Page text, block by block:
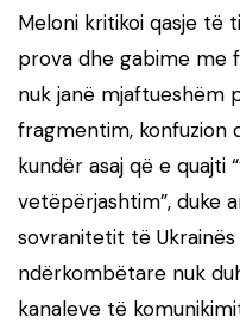
Meloni kritikoi qasje të
prova dhe gabime me
nuk janë mjaftueshëm
fragmentim, konfuzion
kundër asaj që e quajti
vetëpërjashtim”, duke
sovranitetit të
ndërkombëtare nuk
kanaleve të